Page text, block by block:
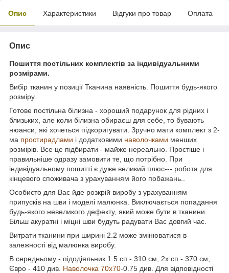
Опис Характеристики Відгуки про товар Оплата
Опис
Пошиття постільних комплектів за індивідуальними
розмірами.
Вибір тканин у позиції Тканина наявність. Пошиття будь-якого
розміру.
Готове постільна білизна - хороший подарунок для рідних і
близьких, але коли білизна обираєш для себе, то бувають
нюанси, які хочеться підкоригувати. Зручно мати комплект з 2-
ма простирадлами і додатковими наволочками менших
розмірів. Все це підбирати - майже нереально. Простіше і
правильніше одразу замовити те, що потрібно. При
індивідуальному пошитті є дуже великий плюс--- робота для
кінцевого споживача з урахуванням його побажань..
Особисто для Вас йде розкрій виробу з урахуванням
припусків на шви і моделі малюнка. Виключається попадання
будь-якого невеликого дефекту, який може бути в тканини.
Більш акуратні і міцні шви будуть радувати Вас довгий час.
Витрати тканини при ширині 2.2 може змінюватися в
залежності від малюнка виробу.
В середньому - підодіяльник 1.5 сп - 310 см, 2х сп - 370 см,
Євро - 410 див. Наволочка 70х70-0.75 див. Для відповідності